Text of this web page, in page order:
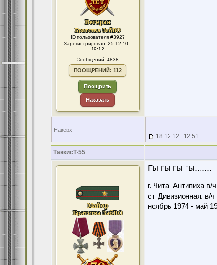
ID пользователя #3927
Зарегистрирован: 25.12.10 :
19:12
Сообщений: 4838
ПООЩРЕНИЙ: 112
Поощрить
Наказать
Наверх
18.12.12 : 12:51
ТанкисТ-55
Гы гы гы гы.......
г. Чита, Антипиха в/
ст. Дивизионная, в/ч
ноябрь 1974 - май